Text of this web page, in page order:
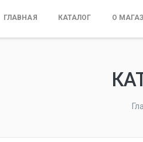
ГЛАВНАЯ КАТАЛОГ О